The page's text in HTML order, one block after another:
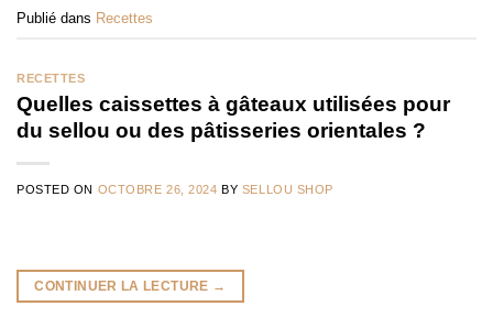
Publié dans Recettes
RECETTES
Quelles caissettes à gâteaux utilisées pour
du sellou ou des pâtisseries orientales ?
POSTED ON OCTOBRE 26, 2024 BY SELLOU SHOP
CONTINUER LA LECTURE →